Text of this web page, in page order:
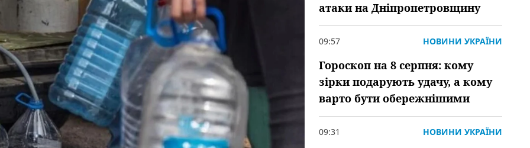
атаки на Дніпропетровщину
09:57 НОВИНИ УКРАЇНИ
Гороскоп на 8 серпня: кому
зірки подарують удачу, а кому
варто бути обережнішими
09:31 НОВИНИ УКРАЇНИ